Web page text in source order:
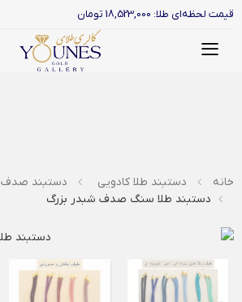
قیمت لحظه‌ای طلا: 18,523,000 تومان
خانه دستبند طلا کادویی
دستبند صدف
دستبند طلا سنگ صدف شبدر بزرگ